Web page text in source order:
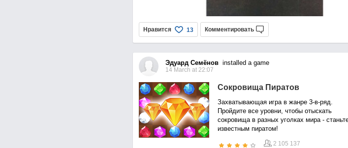
Нравится 13 Комментировать
Эдуард Семёновinstalled a game
14 March at 22:07
Сокровища Пиратов
Захватывающая игра в жанре 3-в-ряд.
Пройдите все уровни, чтобы отыскать
сокровища в разных уголках мира -
известным пиратом!
2 105 137